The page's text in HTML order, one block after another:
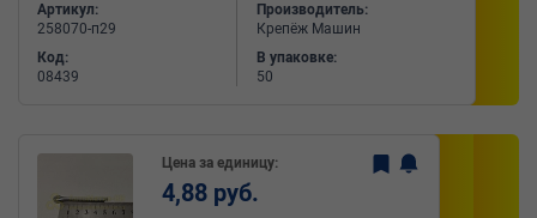
Артикул:
258070-п29
Код:
08439
Производитель:
Крепёж Машин
В упаковке:
50
Цена за единицу:
4,88 руб.